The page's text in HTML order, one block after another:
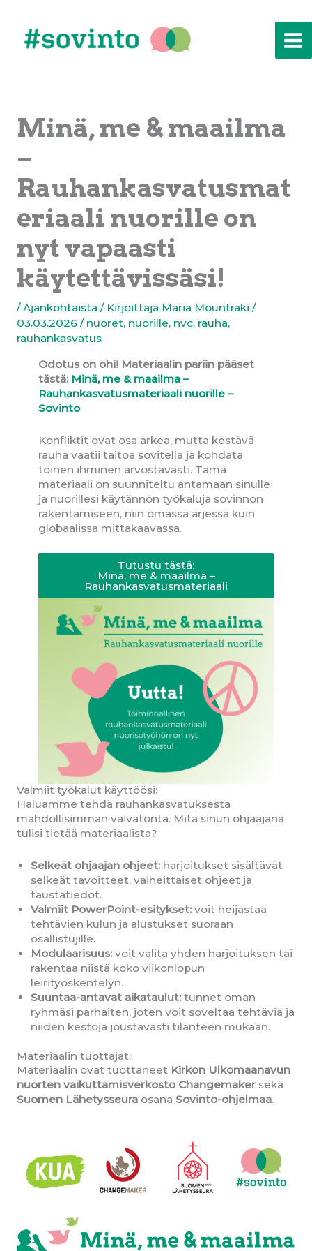
Minä, me & maailma
–
Rauhankasvatusmat
eriaali nuorille on
nyt vapaasti
käytettävissäsi!
/Ajankohtaista / Kirjoittaja Maria Mountraki /
03.03.2026 / nuoret, nuorille, nvc, rauha,
rauhankasvatus
Odotus on ohi! Materiaalin pariin pääset
tästä: Minä, me & maailma –
Rauhankasvatusmateriaali nuorille –
Sovinto
Konfliktit ovat osa arkea, mutta kestävä
rauha vaatii taitoa sovitella ja kohdata
toinen ihminen arvostavasti. Tämä
materiaali on suunniteltu antamaan sinulle
ja nuorillesi käytännön työkaluja sovinnon
rakentamiseen, niin omassa arjessa kuin
globaalissa mittakaavassa.
Tutustu tästä:
Minä, me & maailma –
Rauhankasvatusmateriaali
Valmiit työkalut käyttöösi:
Haluamme tehdä rauhankasvatuksesta
mahdollisimman vaivatonta. Mitä sinun ohjaajana
tulisi tietää materiaalista?
Selkeät ohjaajan ohjeet: harjoitukset sisältävät
selkeät tavoitteet, vaiheittaiset ohjeet ja
taustatiedot.
Valmiit PowerPoint-esitykset: voit heijastaa
tehtävien kulun ja alustukset suoraan
osallistujille.
Modulaarisuus:voit valita yhden harjoituksen tai
rakentaa niistä koko viikonlopun
leirityöskentelyn.
Suuntaa-antavat aikataulut:tunnet oman
ryhmäsi parhaiten, joten voit soveltaa tehtäviä ja
niiden kestoja joustavasti tilanteen mukaan.
Materiaalin tuottajat:
Materiaalin ovat tuottaneet Kirkon Ulkomaanavun
nuorten vaikuttamisverkosto Changemaker sekä
Suomen Lähetysseuraosana Sovinto-ohjelmaa.